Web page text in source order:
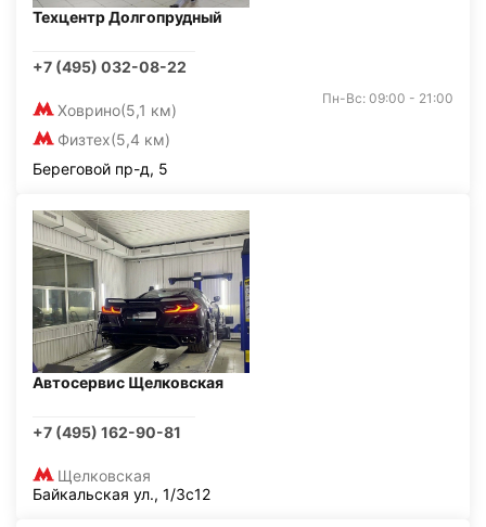
Техцентр Долгопрудный
+7 (495) 032-08-22
Ховрино(5,1 км)
Физтех(5,4 км)
Пн-Вс: 09:00 - 21:00
Береговой пр-д, 5
Автосервис Щелковская
+7 (495) 162-90-81
Щелковская
Байкальская ул., 1/3с12